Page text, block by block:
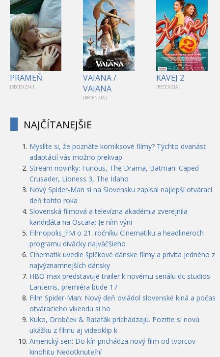
PRAMEŇ
[RECENZIA ]
VAIANA /
VAIANA
[RECENZIA ]
KAVEJ 2
[RECENZIA ]
NAJČÍTANEJŠIE
Myslíte si, že poznáte komiksové filmy? Týchto dvanásť
adaptácií vás možno prekvap
Stream novinky: Furious, The Drama, Batman: Caped
Crusader, Lioness 3, The Idaho
Nový Spider-Man si na Slovensku zapísal najlepší otvárací
deň tohto roka
Slovenská filmová a televízna akadémia zverejnila
kandidáta na Oscara: Je ním výni
Filmopolis_FM o 21. ročníku Cinematiku a headlineroch
programu divácky najväčšieho
Cinematik uvedie špičkové dánske filmy a privíta jedného z
najvýznamnejších dánsky
HBO max predstavuje trailer k novému seriálu dc studios
Lanterns, premiéra bude 17
Film Spider-Man: Nový deň ovládol slovenské kiná a počas
otváracieho víkendu si ho
Kuko, Drobček & Raťafák prichádzajú. Pozrite si novú
ukážku z filmu aj videoklip k
Americký sen: Do kín prichádza nový film od tvorcov
kinohitu Nedotknuteľní